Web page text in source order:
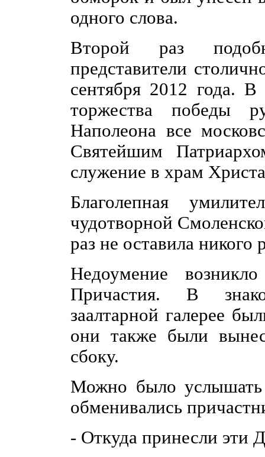
одного слова.
Второй раз
представители
сентября 2012 года.
торжества победы
Наполеона все
Святейшим
служение в храм
Благолепная
чудотворной
раз не оставила
Недоумение
Причастия. В
заалтарной галерее
они также были
сбоку.
Можно было
обменивались
- Откуда принесли эти